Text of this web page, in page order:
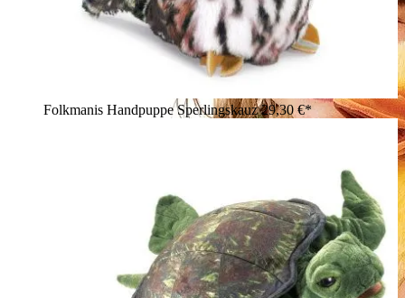
Folkmanis Handpuppe Sperlingskauz29,30 €*